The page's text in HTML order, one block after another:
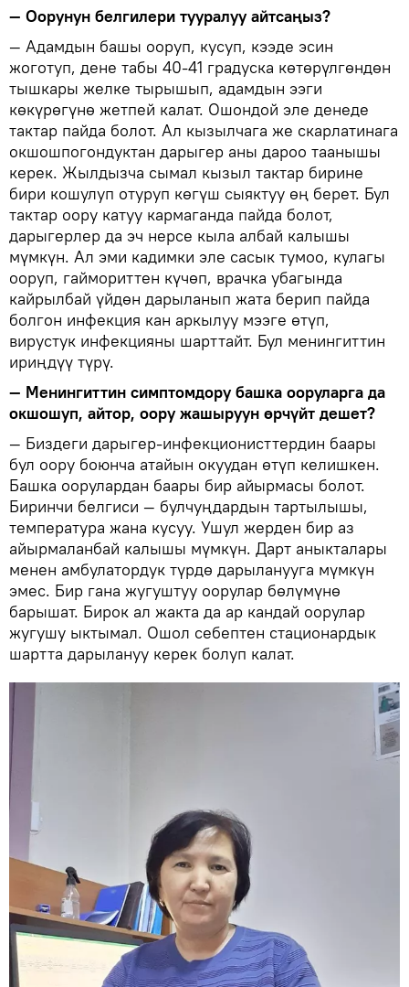
— Оорунун белгилери тууралуу айтсаңыз?
— Адамдын башы ооруп, кусуп, кээде эсин
жоготуп, дене табы 40-41 градуска көтөрүлгөндөн
тышкары желке тырышып, адамдын ээги
көкүрөгүнө жетпей калат. Ошондой эле денеде
тактар пайда болот. Ал кызылчага же скарлатинага
окшошпогондуктан дарыгер аны дароо таанышы
керек. Жылдызча сымал кызыл тактар бирине
бири кошулуп отуруп көгүш сыяктуу өң берет. Бул
тактар оору катуу кармаганда пайда болот,
дарыгерлер да эч нерсе кыла албай калышы
мүмкүн. Ал эми кадимки эле сасык тумоо, кулагы
ооруп, гаймориттен күчөп, врачка убагында
кайрылбай үйдөн дарыланып жата берип пайда
болгон инфекция кан аркылуу мээге өтүп,
вирустук инфекцияны шарттайт. Бул менингиттин
ириңдүү түрү.
— Менингиттин симптомдору башка ооруларга да
окшошуп, айтор, оору жашыруун өрчүйт дешет?
— Биздеги дарыгер-инфекционисттердин баары
бул оору боюнча атайын окуудан өтүп келишкен.
Башка оорулардан баары бир айырмасы болот.
Биринчи белгиси — булчуңдардын тартылышы,
температура жана кусуу. Ушул жерден бир аз
айырмаланбай калышы мүмкүн. Дарт аныкталары
менен амбулатордук түрдө дарыланууга мүмкүн
эмес. Бир гана жугуштуу оорулар бөлүмүнө
барышат. Бирок ал жакта да ар кандай оорулар
жугушу ыктымал. Ошол себептен стационардык
шартта дарылануу керек болуп калат.